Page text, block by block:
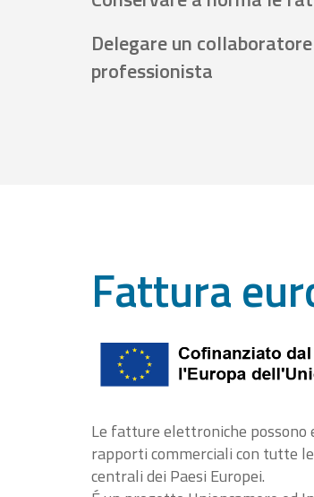
Delegare un
professionista
Fattura
Le fatture elettroniche
rapporti commerciali con tutte
centrali dei Paesi Europei.